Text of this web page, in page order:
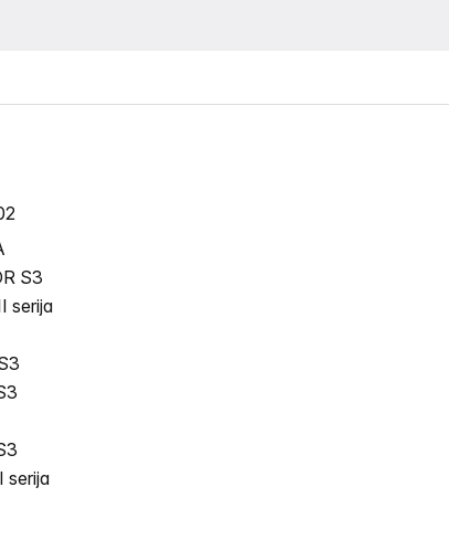
S3
serija
serija